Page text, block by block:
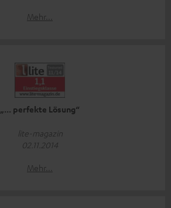
Mehr...
„... perfekte Lösung“
lite-magazin
02.11.2014
Mehr...